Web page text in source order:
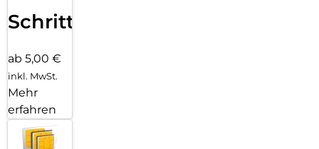
Schritten
ab 5,00 €
inkl. MwSt.
Mehr
erfahren